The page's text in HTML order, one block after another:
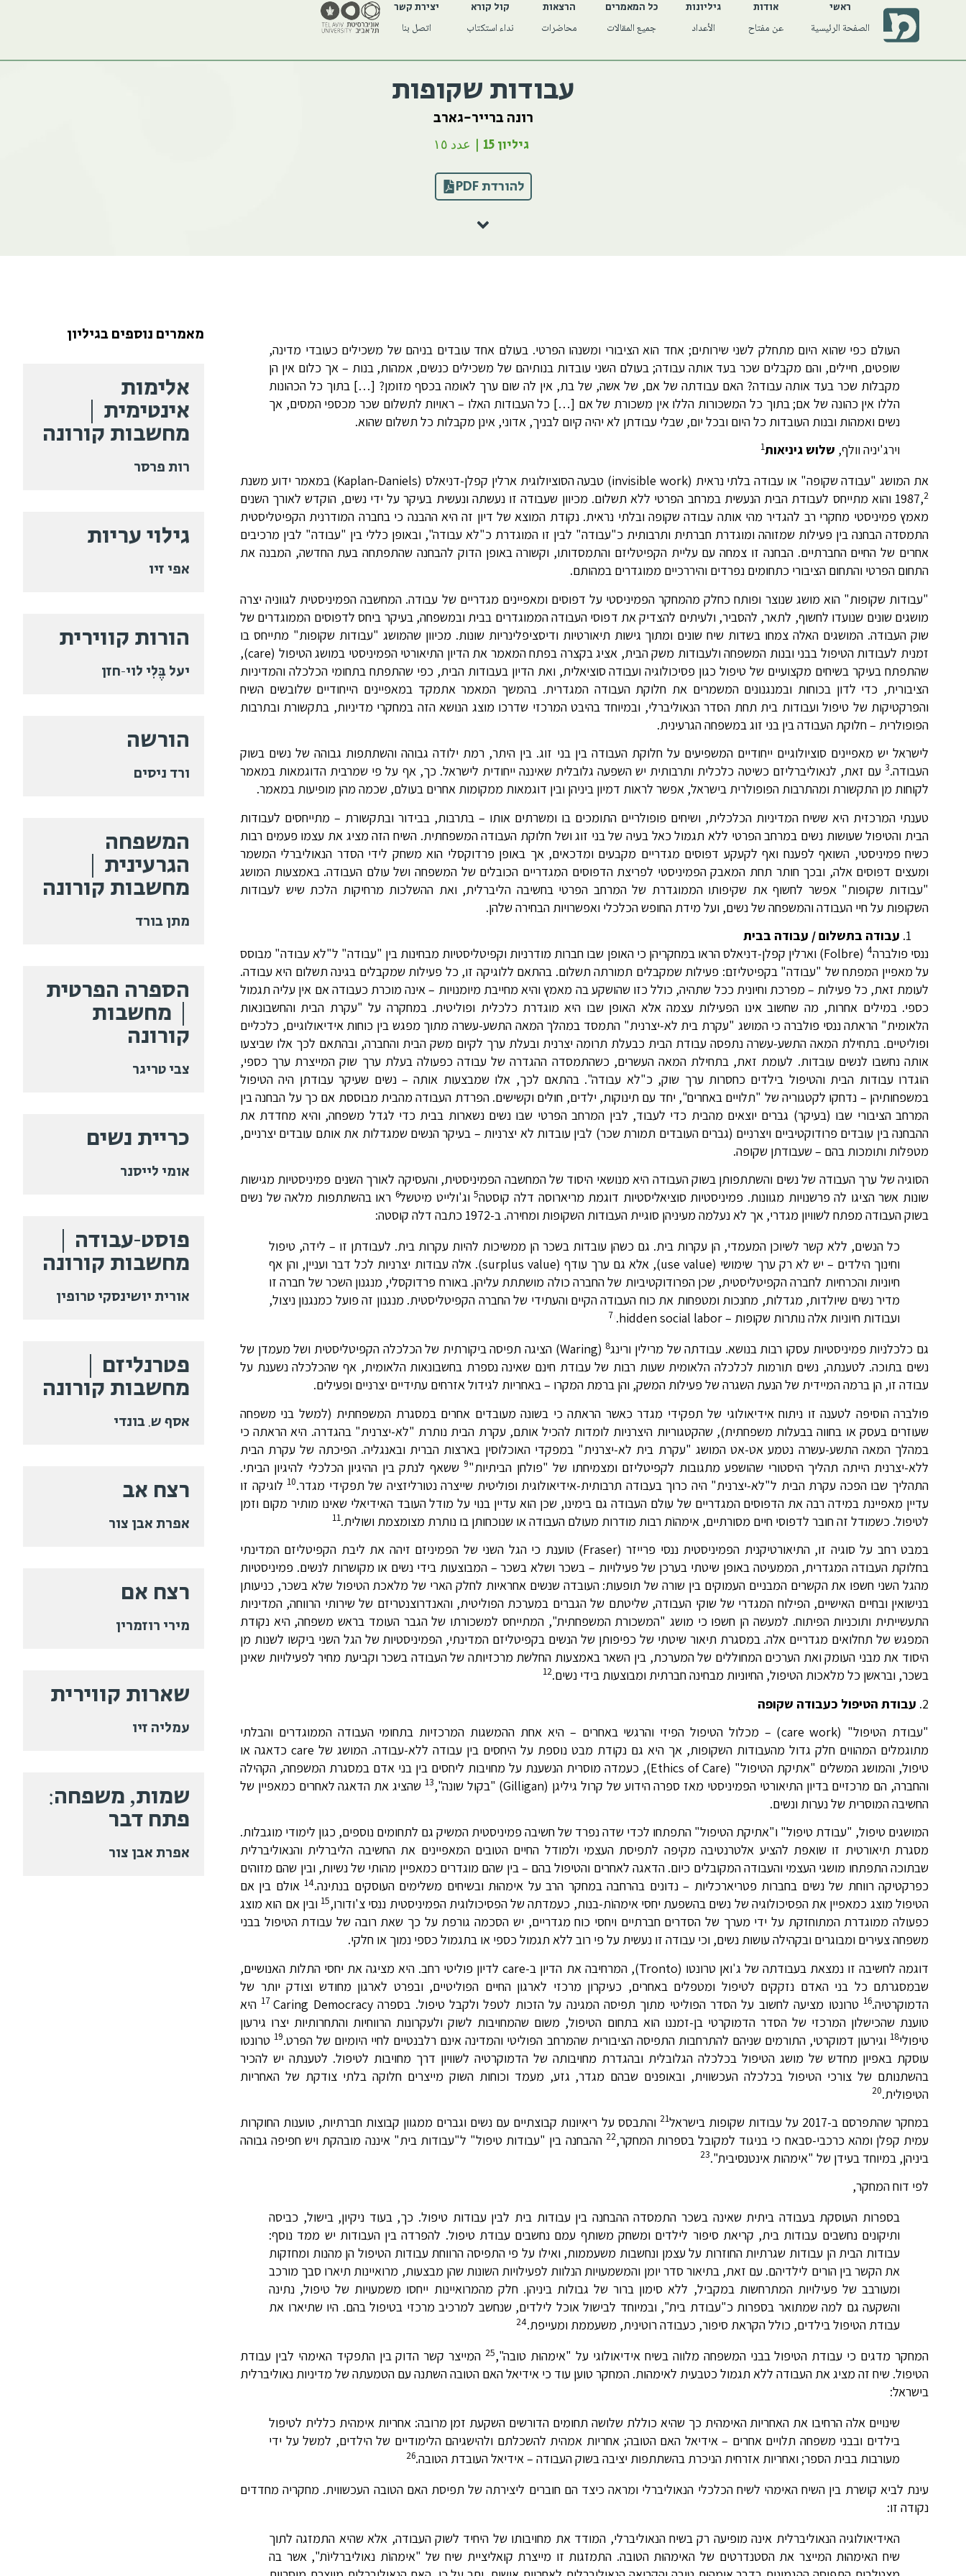
ראשי
الصفحة الرئيسية
אודות
عن مفتاح
גיליונות
الأعداد
כל המאמרים
جميع المقالات
הרצאות
محاضرات
קול קורא
نداء استكتاب
יצירת קשר
اتصل بنا
עבודות שקופות
רונה ברייר-גארב
גיליון 15 | عدد ١٥
להורדת PDF
העולם כפי שהוא היום מתחלק לשני שירותים; אחד הוא הציבורי ומשנהו הפרטי. בעולם אחד עובדים בניהם של משכילים כעובדי מדינה,
שופטים, חיילים, והם מקבלים שכר בעד אותה עבודה; בעולם השני עובדות בנותיהם של משכילים כנשים, אמהות, בנות – אך כלום אין הן
מקבלות שכר בעד אותה עבודה? האם עבודתה של אם, של אשה, של בת, אין לה שום ערך לאומה בכסף מזומן? […] בתוך כל הכהונות
הללו אין כהונה של אם; בתוך כל המשכורות הללו אין משכורת של אם […] כל העבודות האלו – ראויות לתשלום שכר מכספי המסים, אך
נשים ואמהות ובנות העובדות כל היום ובכל יום, שבלי עבודתן לא יהיה קיום לבניך, אדוני, אינן מקבלות כל תשלום שהוא.
וירג'יניה וולף, שלוש גיניאות1
את המושג "עבודה שקופה" או עבודה בלתי נראית (invisible work) טבעה הסוציולוגית ארלין קפלן-דניאלס (Kaplan-Daniels) במאמר ידוע משנת
1987,2
והוא מתייחס לעבודת הבית הנעשית במרחב הפרטי ללא תשלום. מכיוון שעבודה זו נעשתה ונעשית בעיקר על ידי נשים, הוקדש לאורך השנים
מאמץ פמיניסטי מחקרי רב להגדיר מהי אותה עבודה שקופה ובלתי נראית. נקודת המוצא של דיון זה היא ההבנה כי בחברה המודרנית הקפיטליסטית
התמסדה הבחנה בין פעילות שמזוהה ומוגדרת חברתית ותרבותית כ"עבודה" לבין זו המוגדרת כ"לא עבודה", ובאופן כללי בין "עבודה" לבין מרכיבים
אחרים של החיים החברתיים. הבחנה זו צמחה עם עליית הקפיטליזם והתמסדותו, וקשורה באופן הדוק להבחנה שהתפתחה בעת החדשה, המבנה את
התחום הפרטי והתחום הציבורי כתחומים נפרדים והיררכיים ממוגדרים במהותם.
"עבודות שקופות" הוא מושג שנוצר ופותח כחלק מהמחקר הפמיניסטי על דפוסים ומאפיינים מגדריים של עבודה. המחשבה הפמיניסטית לגווניה יצרה
מושגים שונים שנועדו לחשוף, לתאר, להסביר, ולעיתים להצדיק את דפוסי העבודה הממוגדרים בבית ובמשפחה, בעיקר ביחס לדפוסים הממוגדרים של
שוק העבודה. המושגים האלה צמחו בשדות שיח שונים ומתוך גישות תיאורטיות ודיסציפלינריות שונות. מכיוון שהמושג "עבודות שקופות" מתייחס בו
זמנית לעבודות הטיפול בבני ובנות המשפחה ולעבודות משק הבית, אציג בקצרה בפתח המאמר את הדיון התיאורטי הפמיניסטי במושג הטיפול (care),
שהתפתח בעיקר בשיחים מקצועיים של טיפול כגון פסיכולוגיה ועבודה סוציאלית, ואת הדיון בעבודות הבית, כפי שהתפתח בתחומי הכלכלה והמדיניות
הציבורית, כדי לדון בכוחות ובמנגנונים המשמרים את חלוקת העבודה המגדרית. בהמשך המאמר אתמקד במאפיינים הייחודיים שלובשים השיח
והפרקטיקות של טיפול ועבודות בית תחת הסדר הנאוליברלי, ובמיוחד בהיבט המרכזי שדרכו מוצג הנושא הזה במחקרי מדיניות, בתקשורת ובתרבות
הפופולרית – חלוקת העבודה בין בני זוג במשפחה הגרעינית.
לישראל יש מאפיינים סוציולוגיים ייחודיים המשפיעים על חלוקת העבודה בין בני זוג. בין היתר, רמת ילודה גבוהה והשתתפות גבוהה של נשים בשוק
העבודה.3 עם זאת, לנאוליברליזם כשיטה כלכלית ותרבותית יש השפעה גלובלית שאיננה ייחודית לישראל. כך, אף על פי שמרבית הדוגמאות במאמר
לקוחות מן התקשורת ומהתרבות הפופולרית בישראל, אפשר לראות דמיון ביניהן ובין דוגמאות ממקומות אחרים בעולם, שכמה מהן מופיעות במאמר.
טענתי המרכזית היא ששיח המדיניות הכלכלית, ושיחים פופולריים התומכים בו ומשרתים אותו – בתרבות, בבידור ובתקשורת – מתייחסים לעבודות
הבית והטיפול שעושות נשים במרחב הפרטי ללא תגמול כאל בעיה של בני זוג ושל חלוקת העבודה המשפחתית. השיח הזה מציג את עצמו פעמים רבות
כשיח פמיניסטי, השואף לפענח ואף לקעקע דפוסים מגדריים מקבעים ומדכאים, אך באופן פרדוקסלי הוא משחק לידי הסדר הנאוליברלי המשמר
ומעצים דפוסים אלה, ובכך חותר תחת המאבק הפמיניסטי לפריצת הדפוסים המגדריים הכובלים של המשפחה ושל עולם העבודה. באמצעות המושג
"עבודות שקופות" אפשר לחשוף את שקיפותו הממוגדרת של המרחב הפרטי בחשיבה הליברלית, ואת ההשלכות מרחיקות הלכת שיש לעבודות
השקופות על חיי העבודה והמשפחה של נשים, ועל מידת החופש הכלכלי ואפשרויות הבחירה שלהן.
עבודה בתשלום / עבודה בבית
ננסי פולברה4
(Folbre) וארלין קפלן-דניאלס הראו במחקריהן כי האופן שבו חברות מודרניות וקפיטליסטיות מבחינות בין "עבודה" ל"לא עבודה" מבוסס
על מאפיין המפתח של "עבודה" בקפיטליזם: פעילות שמקבלים תמורתה תשלום. בהתאם ללוגיקה זו, כל פעילות שמקבלים בגינה תשלום היא עבודה.
לעומת זאת, כל פעילות – מפרכת וחיונית ככל שתהיה, כולל כזו שהושקע בה מאמץ והיא מחייבת מיומנויות – אינה מוכרת כעבודה אם אין עליה תגמול
כספי. במילים אחרות, מה שחשוב אינו הפעילות עצמה אלא האופן שבו היא מוגדרת כלכלית ופוליטית. במחקרה על "עקרת הבית והחשבונאות
הלאומית" הראתה ננסי פולברה כי המושג "עקרת בית לא-יצרנית" התמסד במהלך המאה התשע-עשרה מתוך מפגש בין כוחות אידיאולוגיים, כלכליים
ופוליטיים. בתחילת המאה התשע-עשרה נתפסה עבודת הבית כבעלת תרומה יצרנית ובעלת ערך לקיום משק הבית והחברה, ובהתאם לכך אלו שביצעו
אותה נחשבו לנשים עובדות. לעומת זאת, בתחילת המאה העשרים, כשהתמסדה ההגדרה של עבודה כפעולה בעלת ערך שוק המייצרת ערך כספי,
הוגדרו עבודות הבית והטיפול בילדים כחסרות ערך שוק, כ"לא עבודה". בהתאם לכך, אלו שמבצעות אותה – נשים שעיקר עבודתן היה הטיפול
במשפחותיהן – נדחקו לקטגוריה של "תלויים באחרים", יחד עם תינוקות, ילדים, חולים וקשישים. הפרדת העבודה מהבית מבוססת אם כך על הבחנה בין
המרחב הציבורי שבו (בעיקר) גברים יוצאים מהבית כדי לעבוד, לבין המרחב הפרטי שבו נשים נשארות בבית כדי לגדל משפחה, והיא מחדדת את
ההבחנה בין עובדים פרודוקטיביים ויצרניים (גברים העובדים תמורת שכר) לבין עובדות לא יצרניות – בעיקר הנשים שמגדלות את אותם עובדים יצרניים,
מטפלות ותומכות בהם – שעבודתן שקופה.
הסוגיה של ערך העבודה של נשים והשתתפותן בשוק העבודה היא מנושאי היסוד של המחשבה הפמיניסטית, והעסיקה לאורך השנים פמיניסטיות מגישות
שונות אשר הציגו לה פרשנויות מגוונות. פמיניסטיות סוציאליסטיות דוגמת מריארוסה דלה קוסטה5וג'ולייט מיטשל6 ראו בהשתתפות מלאה של נשים
בשוק העבודה מפתח לשוויון מגדרי, אך לא נעלמה מעיניהן סוגיית העבודות השקופות ומחירה. ב-1972 כתבה דלה קוסטה:
כל הנשים, ללא קשר לשיוכן המעמדי, הן עקרות בית. גם כשהן עובדות בשכר הן ממשיכות להיות עקרות בית. לעבודתן זו – לידה, טיפול
וחינוך הילדים – יש לא רק ערך שימושי (use value), אלא גם ערך עודף (surplus value). אלה עבודות יצרניות לכל דבר ועניין, והן אף
חיוניות והכרחיות לחברה הקפיטליסטית, שכן הפרודוקטיביות של החברה כולה מושתתת עליהן. באורח פרדוקסלי, מנגנון השכר של חברה זו
מדיר נשים שיולדות, מגדלות, מחנכות ומטפחות את כוח העבודה הקיים והעתידי של החברה הקפיטליסטית. מנגנון זה פועל כמנגנון ניצול,
ועבודות חיוניות אלה נותרות שקופות – hidden social labor.
7
גם כלכלניות פמיניסטיות עסקו רבות בנושא. עבודתה של מרילין ורינג8
(Waring) הציגה תפיסה ביקורתית של הכלכלה הקפיטליסטית ושל מעמדן של
נשים בתוכה. לטענתה, נשים תורמות לכלכלה הלאומית שעות רבות של עבודת חינם שאינה נספרת בחשבונאות הלאומית, אף שהכלכלה נשענת על
עבודה זו, הן ברמה המיידית של הנעת השגרה של פעילות המשק, והן ברמת המקרו – באחריות לגידול אזרחים עתידיים יצרניים ופעילים.
פולברה הוסיפה לטענה זו ניתוח אידיאולוגי של תפקידי מגדר כאשר הראתה כי בשונה מעובדים אחרים במסגרת המשפחתית (למשל בני משפחה
שעוזרים בעסק או בחווה בבעלות משפחתית), שהקטגוריות היצרניות לומדות להכיל אותם, עקרת הבית נותרת "לא-יצרנית" בהגדרה. היא הראתה כי
במהלך המאה התשע-עשרה נטמע אט-אט המושג "עקרת בית לא-יצרנית" במפקדי האוכלוסין בארצות הברית ובאנגליה. הפיכתה של עקרת הבית
ללא-יצרנית הייתה תהליך היסטורי שהושפע מתגובות לקפיטליזם ומצמיחתו של "פולחן הביתיות"9 ששאף לנתק בין ההיגיון הכלכלי להיגיון הביתי.
התהליך שבו הפכה עקרת הבית ל"לא-יצרנית" היה כרוך בעבודה תרבותית-אידיאולוגית ופוליטית שייצרה נטורליזציה של תפקידי מגדר.10 לוגיקה זו
עדיין מאפיינת במידה רבה את הדפוסים המגדריים של עולם העבודה גם בימינו, שכן הוא עדיין בנוי על מודל העובד האידיאלי שאינו מותיר מקום וזמן
לטיפול. כשמודל זה חובר לדפוסי חיים מסורתיים, אימהוֹת רבות מודרות מעולם העבודה או שנוכחותן בו נותרת מצומצמת ושולית.11
במבט רחב על סוגיה זו, התיאורטיקנית הפמיניסטית ננסי פרייזר (Fraser) טוענת כי הגל השני של הפמיניזם זיהה את ליבת הקפיטליזם המדינתי
בחלוקת העבודה המגדרית, הממעיטה באופן שיטתי בערכן של פעילויות – בשכר ושלא בשכר – המבוצעות בידי נשים או מקושרות לנשים. פמיניסטיות
מהגל השני חשפו את הקשרים המבניים העמוקים בין שורה של תופעות: העובדה שנשים אחראיות לחלק הארי של מלאכת הטיפול שלא בשכר, כניעותן
בנישואין ובחיים האישיים, הפילוח המגדרי של שוקי העבודה, שליטתם של הגברים במערכת הפוליטית, והאנדרוצנטריזם של שירותי הרווחה, המדיניות
התעשייתית ותוכניות הפיתוח. למעשה הן חשפו כי מושג "המשכורת המשפחתית", המתייחס למשכורתו של הגבר העומד בראש משפחה, היא נקודת
המפגש של תחלואים מגדריים אלה. במסגרת תיאור שיטתי של כפיפותן של הנשים בקפיטליזם המדינתי, הפמיניסטיות של הגל השני ביקשו לשנות מן
היסוד את מבני העומק ואת הערכים המחוללים של המערכת, בין השאר באמצעות החלשת מרכזיותה של העבודה בשכר וקביעת מחיר לפעילויות שאינן
בשכר, ובראשן כל מלאכות הטיפול, החיוניות מבחינה חברתית ומבוצעות בידי נשים.12
2. עבודת הטיפול כעבודה שקופה
"עבודת הטיפול" (care work) – מכלול הטיפול הפיזי והרגשי באחרים – היא אחת ההמשגות המרכזיות בתחומי העבודה הממוגדרים והבלתי
מתוגמלים המהווים חלק גדול מהעבודות השקופות, אך היא גם נקודת מבט נוספת על היחסים בין עבודה ללא-עבודה. המושג של care כדאגה או
טיפול, והמושג המשלים "אתיקת הטיפול" (Ethics of Care), כעמדה מוסרית הנשענת על מחויבות ליחסים בין בני אדם במסגרת המשפחה, הקהילה
והחברה, הם מרכזיים בדיון התיאורטי הפמיניסטי מאז ספרה הידוע של קרול גיליגן (Gilligan) "בקול שונה",
13 שהציג את הדאגה לאחרים כמאפיין של
החשיבה המוסרית של נערות ונשים.
המושגים טיפול, "עבודת טיפול" ו"אתיקת הטיפול" התפתחו לכדי שדה נפרד של חשיבה פמיניסטית המשיק גם לתחומים נוספים, כגון לימודי מוגבלות.
מסגרת תיאורטית זו שואפת להציע אלטרנטיבה מקיפה לתפיסת העצמי ולמודל החיים הטובים המאפיינים את החשיבה הליברלית והנאוליברלית
שבתוכה התפתחו מושגי העצמי והעבודה המקובלים כיום. הדאגה לאחרים והטיפול בהם – בין שהם מוגדרים כמאפיין מהותי של נשיות, ובין שהם מזוהים
כפרקטיקה רווחת של נשים בחברות פטריארכליות – נדונים בהרחבה במחקר הרב על אימהוּת ובשיחים משלימים העוסקים בנתינה.14 אולם בין אם
הטיפול מוצג כמאפיין את הפסיכולוגיה של נשים בהשפעת יחסי אימהוֹת-בנות, כעמדתה של הפסיכולוגית הפמיניסטית ננסי צ'ודורו,15 ובין אם הוא מוצג
כפעולה ממוגדרת המתוחזקת על ידי מערך של הסדרים חברתיים ויחסי כוח מגדריים, יש הסכמה גורפת על כך שאת רובה של עבודת הטיפול בבני
משפחה צעירים ומבוגרים ובקהילה עושות נשים, וכי עבודה זו נעשית על פי רוב ללא תגמול כספי או בתגמול כספי נמוך או חלקי.
דוגמה לחשיבה זו נמצאת בעבודתה של ג'ואן טרונטו (Tronto), המרחיבה את הדיון ב-care לדיון פוליטי רחב. היא מציגה את יחסי התלות האנושיים,
שבמסגרתם כל בני האדם נזקקים לטיפול ומטפלים באחרים, כעיקרון מרכזי לארגון החיים הפוליטיים, ובפרט לארגון מחודש וצודק יותר של
הדמוקרטיה.16 טרונטו מציעה לחשוב על הסדר הפוליטי מתוך תפיסה המגינה על הזכות לטפל ולקבל טיפול. בספרה Caring Democracy י 17 היא
טוענת שהכישלון המרכזי של הסדר הדמוקרטי בן-זמננו הוא בתחום הטיפול, משום שהמחויבות לשוק ולעקרונות הרווחיות והתחרותיות יצרו גירעון
טיפולי18 וגירעון דמוקרטי, התורמים שניהם להתרחבות התפיסה הציבורית שהמרחב הפוליטי והמדינה אינם רלבנטיים לחיי היומיום של הפרט.19 טרונטו
עוסקת באפיון מחדש של מושג הטיפול בכלכלה הגלובלית ובהגדרת מחויבותה של הדמוקרטיה לשוויון דרך מחויבות לטיפול. לטענתה יש להכיר
בהשתנותם של צורכי הטיפול בכלכלה העכשווית, ובאופנים שבהם מגדר, גזע, מעמד וכוחות השוק מייצרים חלוקה בלתי צודקת של האחריות
הטיפולית.20
במחקר שהתפרסם ב-2017 על עבודות שקופות בישראל 21 והתבסס על ריאיונות קבוצתיים עם נשים וגברים ממגוון קבוצות חברתיות, טוענות החוקרות
עמית קפלן ומהא כרכבי-סבאח כי בניגוד למקובל בספרות המחקר,22 ההבחנה בין "עבודות טיפול" ל"עבודות בית" איננה מובהקת ויש חפיפה גבוהה
ביניהן, במיוחד בעידן של "אימהות אינטנסיבית".23
לפי דוח המחקר,
בספרות העוסקת בעבודה ביתית שאינה בשכר התמסדה ההבחנה בין עבודות בית לבין עבודות טיפול. כך, בעוד ניקיון, בישול, כביסה
ותיקונים נחשבים עבודות בית, קריאת סיפור לילדים ומשחק משותף עמם נחשבים עבודת טיפול. להפרדה בין העבודות יש ממד נוסף:
עבודות הבית הן עבודות שגרתיות החוזרות על עצמן ונחשבות משעממות, ואילו על פי התפיסה הרווחת עבודות הטיפול הן מהנות ומחזקות
את הקשר בין הורים לילדיהם. עם זאת, בתיאור סדר יומן והמשמעויות הנלוות לפעילויות השונות שהן מבצעות, מרואיינות תיארו סבך מורכב
ומעורבב של פעילויות המתרחשות במקביל, ללא סימון ברור של גבולות ביניהן. חלק מהמרואיינות ייחסו משמעויות של טיפול, נתינה
והשקעה גם למה שמתואר בספרות כ"עבודת בית", ובמיוחד לבישול אוכל לילדים, שנחשב למרכיב מרכזי בטיפול בהם. היו שתיארו את
עבודת הטיפול בילדים, כולל הקראת סיפור, כעבודה רוטינית, משעממת ומעייפת.24
המחקר מדגים כי עבודת הטיפול בבני המשפחה מלווה בשיח אידיאולוגי על "אימהוּת טובה",25 המייצר קשר הדוק בין התפקיד האימהי לבין עבודת
הטיפול. שיח זה מציג את העבודה ללא תגמול כטבעית לאימהות. המחקר טוען עוד כי אידיאל האם הטובה השתנה עם הטמעתה של מדיניות נאוליברלית
בישראל:
שינויים אלה הרחיבו את האחריות האימהית כך שהיא כוללת שלושה תחומים הדורשים השקעת זמן מרובה: אחריות אימהית כללית לטיפול
בילדים ובבני משפחה תלויים אחרים – אידיאל האם הטובה; אחריות אמהית להשכלתם ולהישגיהם הלימודיים של הילדים, למשל על ידי
מעורבות בבית הספר; ואחריות אזרחית הניכרת בהשתתפות יציבה בשוק העבודה – אידיאל העובדת הטובה.26
עינת לביא קושרת בין השיח האימהי לשיח הכלכלי הנאוליברלי ומראה כיצד הם חוברים ליצירתה של תפיסת האם הטובה העכשווית. מחקריה מחדדים
נקודה זו:
האידיאולוגיה הנאוליברלית אינה מופיעה רק בשיח הנאוליברלי, המודד את מחויבותו של היחיד לשוק העבודה, אלא שהיא התמזגה לתוך
שיח האימהוּת המייצר את הסטנדרטים של האימהוּת הטובה. התמזגות זו מייצרת קואליציית שיח של "אימהוֹת נאוליברליוֹת", אשר בה
מאמרים נוספים בגיליון
אלימות
אינטימית |
מחשבות קורונה
רות פרסר
גילוי עריות
אפי זיו
הורות קווירית
יעל בֶּלִי לוי-חזן
הורשה
ורד ניסים
המשפחה
הגרעינית |
מחשבות קורונה
מתן בורד
הספרה הפרטית
| מחשבות
קורונה
צבי טריגר
כריית נשים
אומי לייסנר
פוסט-עבודה |
מחשבות קורונה
אורית יושינסקי טרופין
פטרנליזם |
מחשבות קורונה
אסף ש. בונדי
רצח אב
אפרת אבן צור
רצח אם
מירי רוזמרין
שארות קווירית
עמליה זיו
שמות, משפחה:
פתח דבר
אפרת אבן צור